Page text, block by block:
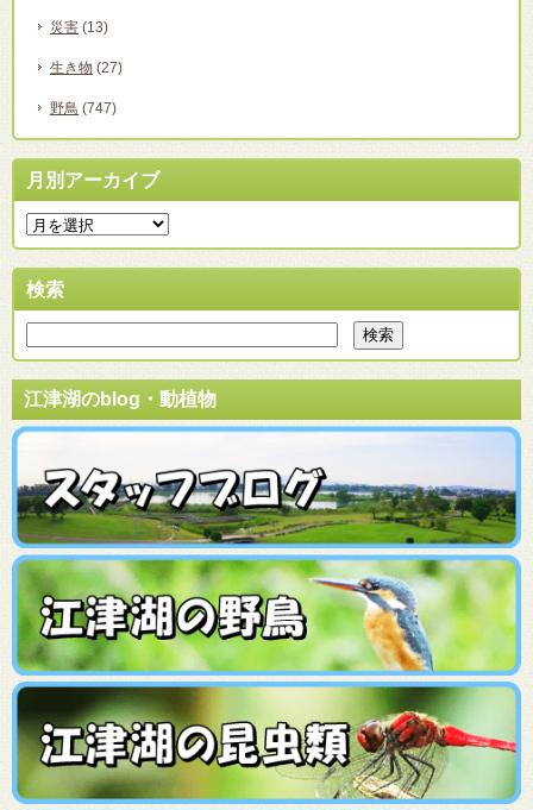
災害 (13)
生き物 (27)
野鳥 (747)
月別アーカイブ
検索
江津湖のblog・動植物